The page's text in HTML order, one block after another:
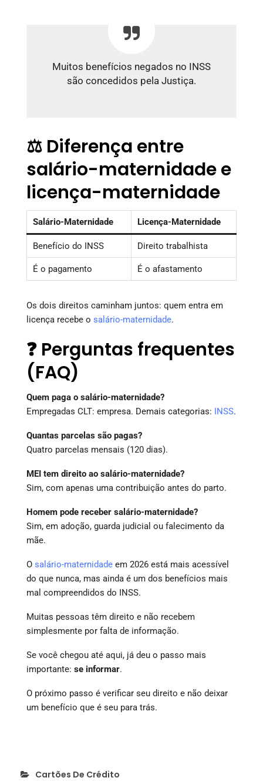
Muitos benefícios negados no INSS
são concedidos pela Justiça.
⚖️ Diferença entre
salário-maternidade e
licença-maternidade
Salário-Maternidade Licença-Maternidade
Benefício do INSS Direito trabalhista
É o pagamento É o afastamento
Os dois direitos caminham juntos: quem entra em
licença recebe o salário-maternidade.
❓ Perguntas frequentes
(FAQ)
Quem paga o salário-maternidade?
Empregadas CLT: empresa. Demais categorias: INSS.
Quantas parcelas são pagas?
Quatro parcelas mensais (120 dias).
MEI tem direito ao salário-maternidade?
Sim, com apenas uma contribuição antes do parto.
Homem pode receber salário-maternidade?
Sim, em adoção, guarda judicial ou falecimento da
mãe.
O salário-maternidade em 2026 está mais acessível
do que nunca, mas ainda é um dos benefícios mais
mal compreendidos do INSS.
Muitas pessoas têm direito e não recebem
simplesmente por falta de informação.
Se você chegou até aqui, já deu o passo mais
importante: se informar.
O próximo passo é verificar seu direito e não deixar
um benefício que é seu para trás.
Cartões De Crédito